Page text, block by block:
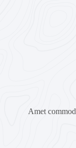
Amet